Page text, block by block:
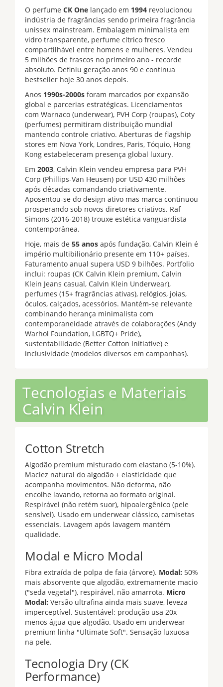
O perfume CK One lançado em 1994 revolucionou
indústria de fragrâncias sendo primeira fragrância
unissex mainstream. Embalagem minimalista em
vidro transparente, perfume cítrico fresco
compartilhável entre homens e mulheres. Vendeu
5 milhões de frascos no primeiro ano - recorde
absoluto. Definiu geração anos 90 e continua
bestseller hoje 30 anos depois.
Anos 1990s-2000s foram marcados por expansão
global e parcerias estratégicas. Licenciamentos
com Warnaco (underwear), PVH Corp (roupas), Coty
(perfumes) permitiram distribuição mundial
mantendo controle criativo. Aberturas de flagship
stores em Nova York, Londres, Paris, Tóquio, Hong
Kong estabeleceram presença global luxury.
Em 2003, Calvin Klein vendeu empresa para PVH
Corp (Phillips-Van Heusen) por USD 430 milhões
após décadas comandando criativamente.
Aposentou-se do design ativo mas marca continuou
prosperando sob novos diretores criativos. Raf
Simons (2016-2018) trouxe estética vanguardista
contemporânea.
Hoje, mais de 55 anos após fundação, Calvin Klein é
império multibilionário presente em 110+ países.
Faturamento anual supera USD 9 bilhões. Portfolio
inclui: roupas (CK Calvin Klein premium, Calvin
Klein Jeans casual, Calvin Klein Underwear),
perfumes (15+ fragrâncias ativas), relógios, joias,
óculos, calçados, acessórios. Mantém-se relevante
combinando herança minimalista com
contemporaneidade através de colaborações (Andy
Warhol Foundation, LGBTQ+ Pride),
sustentabilidade (Better Cotton Initiative) e
inclusividade (modelos diversos em campanhas).
Tecnologias e Materiais
Calvin Klein
Cotton Stretch
Algodão premium misturado com elastano (5-10%).
Maciez natural do algodão + elasticidade que
acompanha movimentos. Não deforma, não
encolhe lavando, retorna ao formato original.
Respirável (não retém suor), hipoalergênico (pele
sensível). Usado em underwear clássico, camisetas
essenciais. Lavagem após lavagem mantém
qualidade.
Modal e Micro Modal
Fibra extraída de polpa de faia (árvore). Modal: 50%
mais absorvente que algodão, extremamente macio
("seda vegetal"), respirável, não amarrota. Micro
Modal: Versão ultrafina ainda mais suave, leveza
imperceptível. Sustentável: produção usa 20x
menos água que algodão. Usado em underwear
premium linha "Ultimate Soft". Sensação luxuosa
na pele.
Tecnologia Dry (CK
Performance)